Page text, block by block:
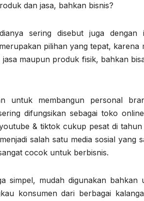
dan jasa, bahkan bisnis?
sering disebut juga dengan
pilihan yang tepat, karena
maupun produk fisik, bahkan
untuk membangun personal
difungsikan sebagai toko
& tiktok cukup pesat di tahun
salah satu media sosial yang
cocok untuk berbisnis.
simpel, mudah digunakan bahkan
konsumen dari berbagai